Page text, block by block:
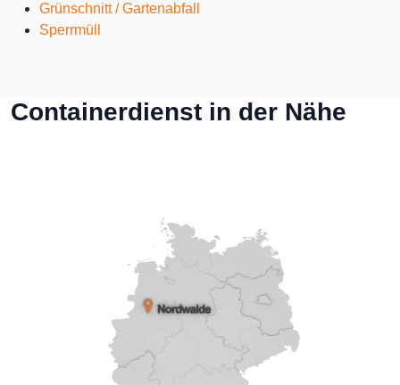
Grünschnitt / Gartenabfall
Sperrmüll
Containerdienst in der Nähe